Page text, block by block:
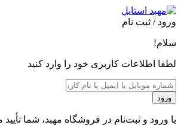
ورود / ثبت نام
سلام!
لطفا اطلاعات کاربری خود را وارد کنید
ورود
با ورود و ثبت‌نام در فروشگاه مهبد، شما